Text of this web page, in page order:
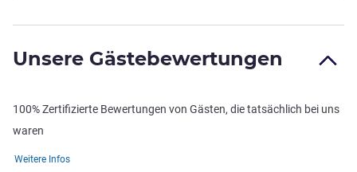
Unsere Gästebewertungen
100% Zertifizierte Bewertungen von Gästen, die tatsächlich bei uns
waren
Weitere Infos